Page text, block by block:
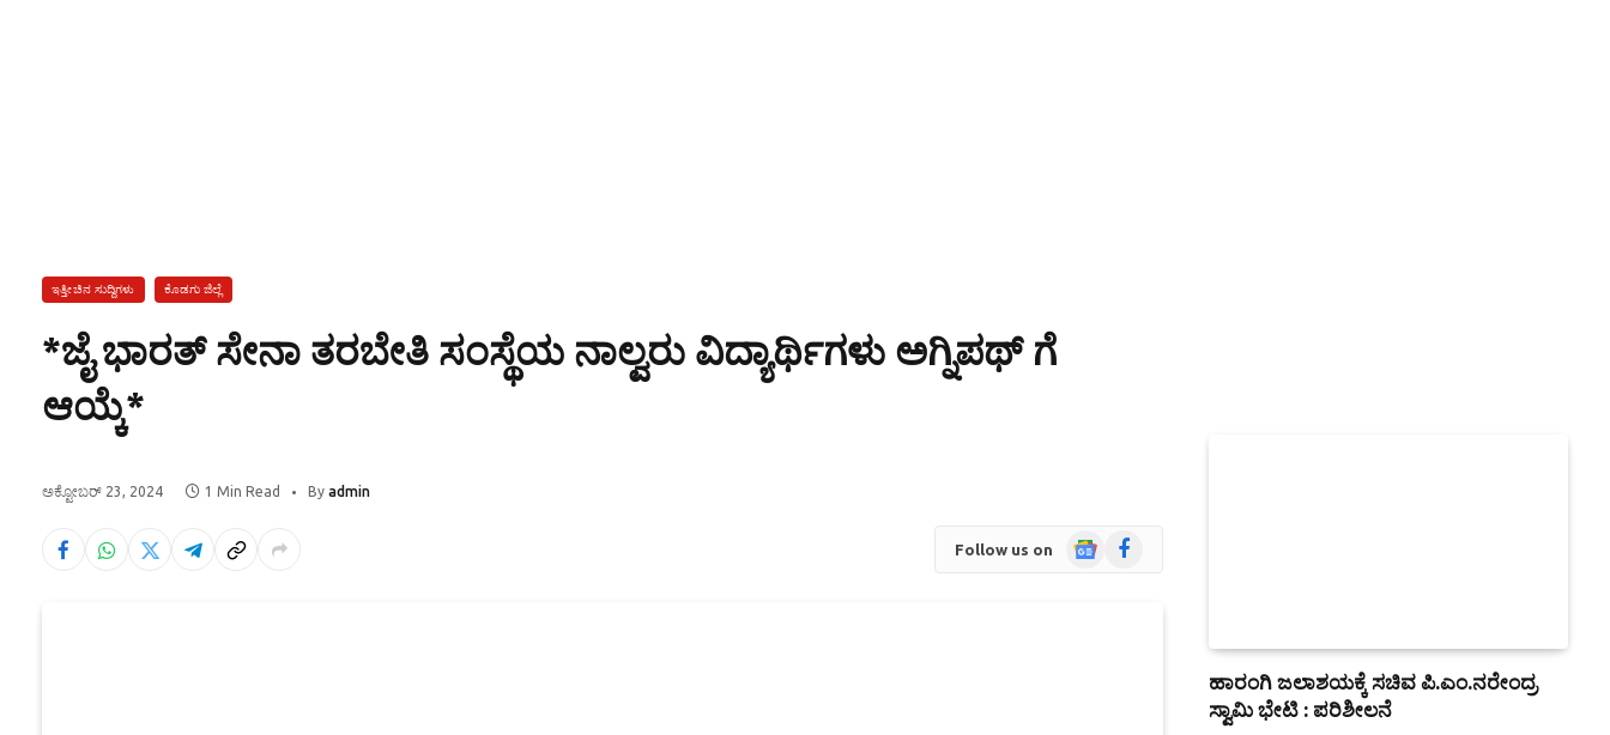
ಇತ್ತೀಚಿನ ಸುದ್ದಿಗಳು ಕೊಡಗು ಜಿಲ್ಲೆ
*ಜೈ ಭಾರತ್ ಸೇನಾ ತರಬೇತಿ ಸಂಸ್ಥೆಯ ನಾಲ್ವರು ವಿದ್ಯಾರ್ಥಿಗಳು ಅಗ್ನಿಪಥ್ ಗೆ
ಆಯ್ಕೆ*
ಅಕ್ಟೋಬರ್ 23, 2024 1 Min Read By admin
Follow us on
GoogleFacebook
ಹಾರಂಗಿ ಜಲಾಶಯಕ್ಕೆ ಸಚಿವ ಪಿ.ಎಂ.ನರೇಂದ್ರ
ಸ್ವಾಮಿ ಭೇಟಿ : ಪರಿಶೀಲನೆ